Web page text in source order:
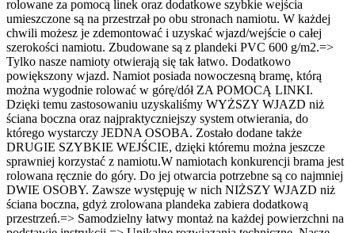
rolowane za pomocą linek oraz dodatkowe szybkie wejścia
umieszczone są na przestrzał po obu stronach namiotu. W każdej
chwili możesz je zdemontować i uzyskać wjazd/wejście o całej
szerokości namiotu. Zbudowane są z plandeki PVC 600 g/m2.=>
Tylko nasze namioty otwierają się tak łatwo. Dodatkowo
powiększony wjazd. Namiot posiada nowoczesną bramę, którą
można wygodnie rolować w górę/dół ZA POMOCĄ LINKI.
Dzięki temu zastosowaniu uzyskaliśmy WYŻSZY WJAZD niż
ściana boczna oraz najpraktyczniejszy system otwierania, do
którego wystarczy JEDNA OSOBA. Zostało dodane także
DRUGIE SZYBKIE WEJŚCIE, dzięki któremu można jeszcze
sprawniej korzystać z namiotu.W namiotach konkurencji brama jest
rolowana ręcznie do góry. Do jej otwarcia potrzebne są co najmniej
DWIE OSOBY. Zawsze występuję w nich NIŻSZY WJAZD niż
ściana boczna, gdyż zrolowana plandeka zabiera dodatkową
przestrzeń.=> Samodzielny łatwy montaż na każdej powierzchni na